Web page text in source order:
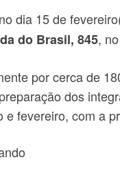
dia 15 de
do Brasil, 845,
por cerca de
dos
fevereiro, com a